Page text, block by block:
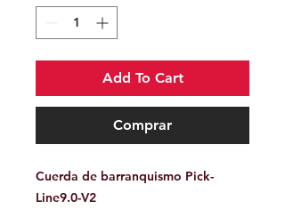
Add To Cart
Comprar
Cuerda de barranquismo Pick-
Line9.0-V2